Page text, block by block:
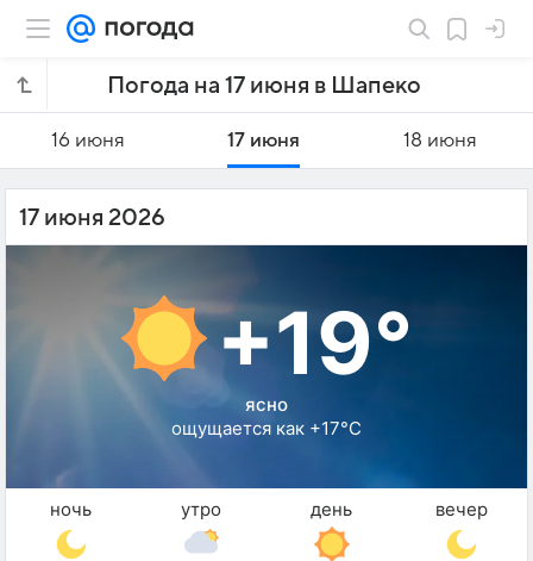
Погода на 17 июня в Шапеко
16 июня 17 июня 18 июня
17 июня 2026
+19°
ясно
ощущается как +17°C
ночь утро день вечер